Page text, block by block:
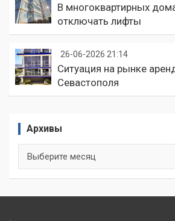
В многоквартирных
отключать лифты
26-06-2026 21:14
Ситуация на рынке
Севастополя
Архивы